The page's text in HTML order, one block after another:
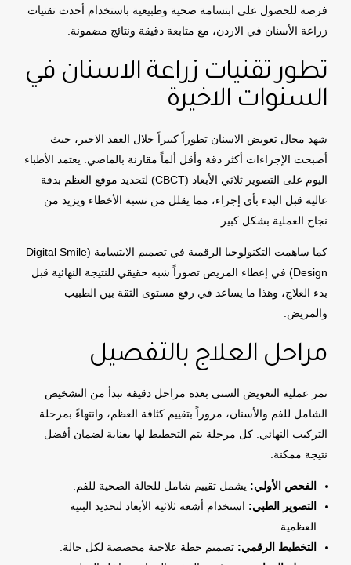
فرصة للحصول على ابتسامة صحية وطبيعية باستخدام أحدث تقنيات
زراعة الأسنان في الاردن، مع متابعة دقيقة ونتائج مضمونة.
تطور تقنيات زراعة الاسنان في
السنوات الاخيرة
شهد مجال تعويض الاسنان تطوراً كبيراً خلال العقد الاخير، حيث
أصبحت الإجراءات أكثر دقة وأقل ألماً مقارنة بالماضي. يعتمد الأطباء
اليوم على التصوير ثلاثي الأبعاد (CBCT) لتحديد موقع العظم بدقة
عالية قبل البدء بأي إجراء، مما يقلل من نسبة الأخطاء ويزيد من
نجاح العملية بشكل كبير.
كما ساهمت التكنولوجيا الرقمية في تصميم الابتسامة (Digital Smile
Design) في إعطاء المريض تصوراً شبه حقيقي للنتيجة النهائية قبل
بدء العلاج، وهذا ما يساعد في رفع مستوى الثقة بين الطبيب
والمريض.
مراحل العلاج بالتفصيل
تمر عملية التعويض السني بعدة مراحل دقيقة تبدأ من التشخيص
الشامل للفم والأسنان، مروراً بتقييم كثافة العظم، وانتهاءً بمرحلة
التركيب النهائي. كل مرحلة يتم التخطيط لها بعناية لضمان أفضل
نتيجة ممكنة.
الفحص الأولي: يشمل تقييم شامل للحالة الصحية للفم.
التصوير الطبي: استخدام أشعة ثلاثية الأبعاد لتحديد البنية
العظمية.
التخطيط الرقمي: تصميم خطة علاجية مخصصة لكل حالة.